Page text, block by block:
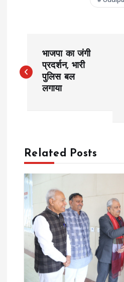
o
n
a
v
g
भाजपा का जंगी
प्रदर्शन, भारी
पुलिस बल
लगाया
Related Posts